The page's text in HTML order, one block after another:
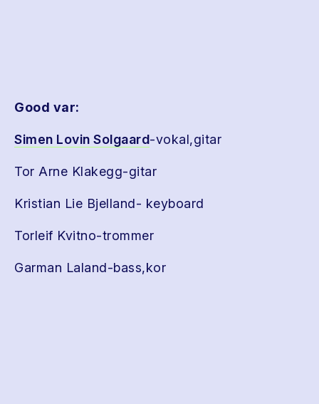
Good var:
Simen Lovin Solgaard-vokal,gitar
Tor Arne Klakegg-gitar
Kristian Lie Bjelland- keyboard
Torleif Kvitno-trommer
Garman Laland-bass,kor